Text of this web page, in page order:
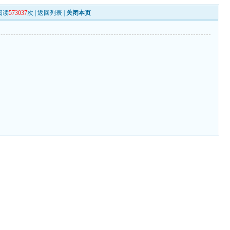
读573037次 |返回列表 关闭本页